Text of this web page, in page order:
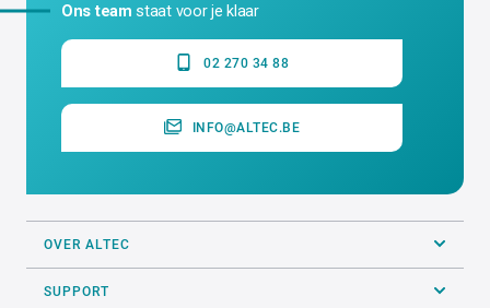
Ons team staat voor je klaar
02 270 34 88
INFO@ALTEC.BE
OVER ALTEC
SUPPORT